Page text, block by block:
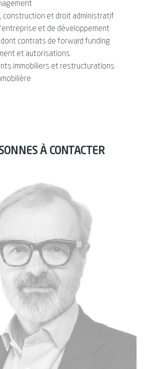
construction et droit administratif
et de développement
dont contrats de forward funding
et autorisations
immobiliers et restructurations
À CONTACTER